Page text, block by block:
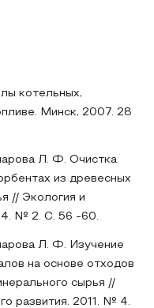
котельных,
Минск, 2007. 28
Л. Ф. Очистка
из древесных
// Экология и
№ 2. С. 56 -60.
Л. Ф. Изучение
на основе отходов
сырья //
развития. 2011. № 4.